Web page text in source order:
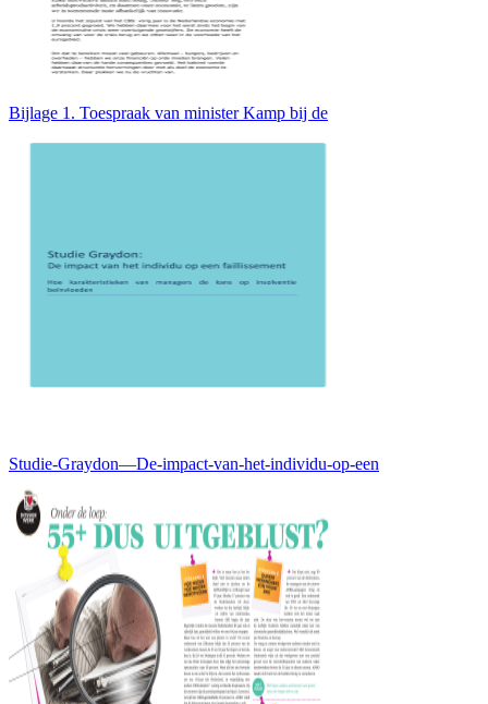
Bijlage 1. Toespraak van minister Kamp bij de
Studie-Graydon—De-impact-van-het-individu-op-een